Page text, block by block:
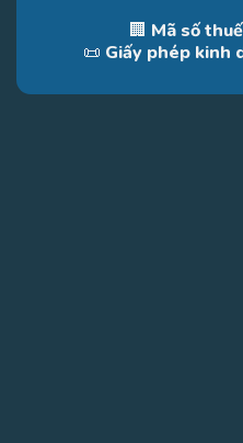
🏢 Mã số
📜 Giấy phép kinh